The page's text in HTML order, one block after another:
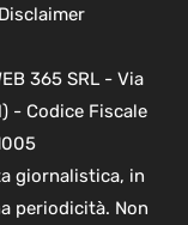
Disclaimer
365 SRL - Via
- Codice Fiscale
giornalistica, in
periodicità. Non